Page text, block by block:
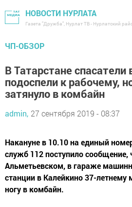
НОВОСТИ НУРЛАТА
Газета "Дружба", Нурлат ТВ - Нурлатский
ЧП-ОБЗОР
В Татарстане спасатели
подоспели к рабочему,
затянуло в комбайн
admin, 27 сентября 2019 - 08:37
Накануне в 10.10 на единый
служб 112 поступило сообщение,
Альметьевском, в гараже
станции в Калейкино 37-летнему
ногу в комбайн.